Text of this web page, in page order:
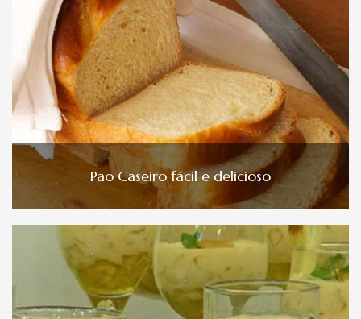
Pão Caseiro fácil e delicioso